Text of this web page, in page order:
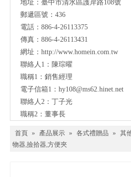
地址：臺中市清水區護岸路108號
郵遞區號：436
電話：886-4-26113375
傳真：886-4-26113431
網址： http://www.homein.com.tw
聯絡人1：陳琮曜
職稱1：銷售經理
電子信箱1： hy108@ms62.hinet.net
聯絡人2：丁子光
職稱2：董事長
首頁 » 產品展示 » 各式禮贈品 » 其
物器,撿拾器,方便夾